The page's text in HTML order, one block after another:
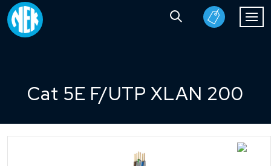
Cat 5E F/UTP XLAN 200